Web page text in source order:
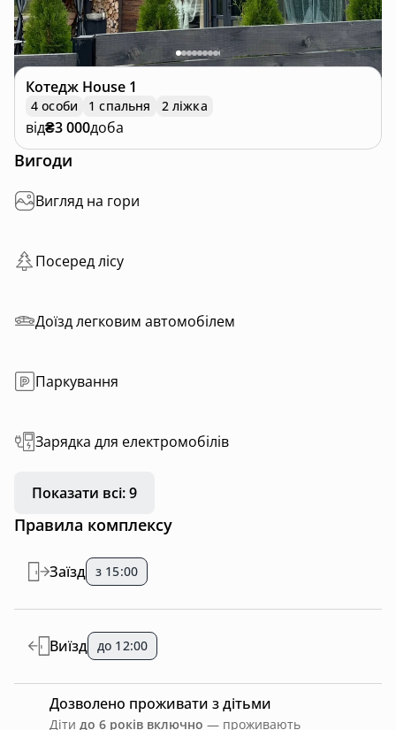
Котедж House 1
4 особи 1 спальня 2 ліжка
від₴3 000доба
Вигоди
Вигляд на гори
Посеред лісу
Доїзд легковим автомобілем
Паркування
Зарядка для електромобілів
Показати всі: 9
Правила комплексу
Заїзд з 15:00
Виїзд до 12:00
Дозволено проживати з дітьми
Діти до 6 років включно — проживають